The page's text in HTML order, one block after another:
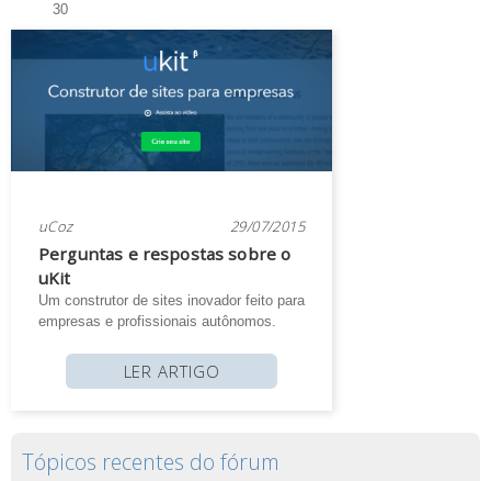
30
uCoz 29/07/2015
Perguntas e respostas sobre o
uKit
Um construtor de sites inovador feito para
empresas e profissionais autônomos.
LER ARTIGO
Tópicos recentes do fórum